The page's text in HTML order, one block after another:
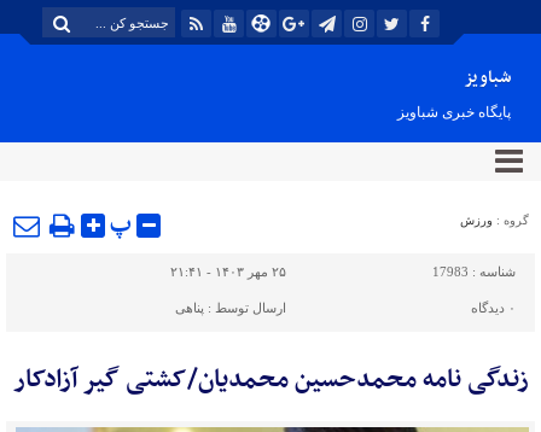
شباویز
پایگاه خبری شباویز
گروه : ورزش پ
شناسه : 17983 ۲۵ مهر ۱۴۰۳ - ۲۱:۴۱
۰ دیدگاه ارسال توسط : پناهی
زندگی نامه محمدحسین محمدیان/کشتی گیر آزادکار